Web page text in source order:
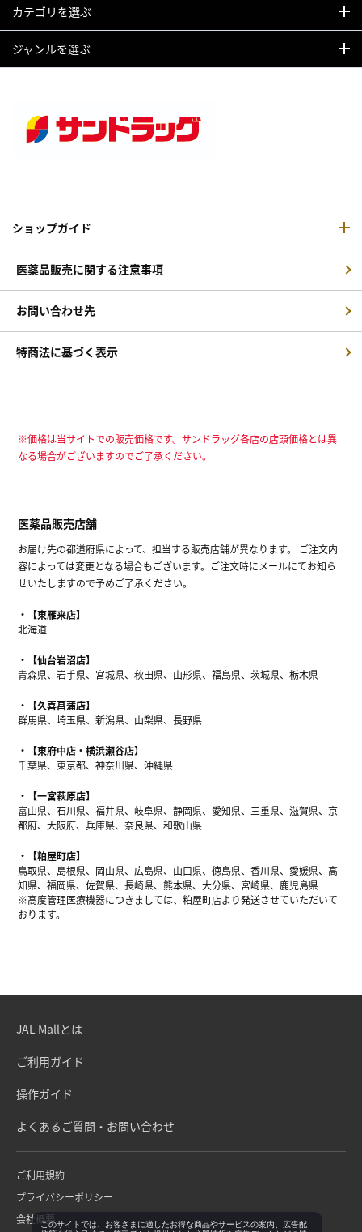
カテゴリを選ぶ
ジャンルを選ぶ
ショップガイド
医薬品販売に関する注意事項
お問い合わせ先
特商法に基づく表示
※価格は当サイトでの販売価格です。サンドラッグ各店の店頭価格とは異
なる場合がございますのでご了承ください。
医薬品販売店舗
お届け先の都道府県によって、担当する販売店舗が異なります。 ご注文内
容によっては変更となる場合もございます。ご注文時にメールにてお知ら
せいたしますので予めご了承ください。
【東雁来店】
北海道
【仙台岩沼店】
青森県、岩手県、宮城県、秋田県、山形県、福島県、茨城県、栃木県
【久喜菖蒲店】
群馬県、埼玉県、新潟県、山梨県、長野県
【東府中店・横浜瀬谷店】
千葉県、東京都、神奈川県、沖縄県
【一宮萩原店】
富山県、石川県、福井県、岐阜県、静岡県、愛知県、三重県、滋賀県、京
都府、大阪府、兵庫県、奈良県、和歌山県
【粕屋町店】
鳥取県、島根県、岡山県、広島県、山口県、徳島県、香川県、愛媛県、高
知県、福岡県、佐賀県、長崎県、熊本県、大分県、宮崎県、鹿児島県
※高度管理医療機器につきましては、粕屋町店より発送させていただいて
おります。
JAL Mallとは
ご利用ガイド
操作ガイド
よくあるご質問・お問い合わせ
ご利用規約
プライバシーポリシー
会社概要このサイトでは、お客さまに適したお得な商品やサービスの案内、広告配